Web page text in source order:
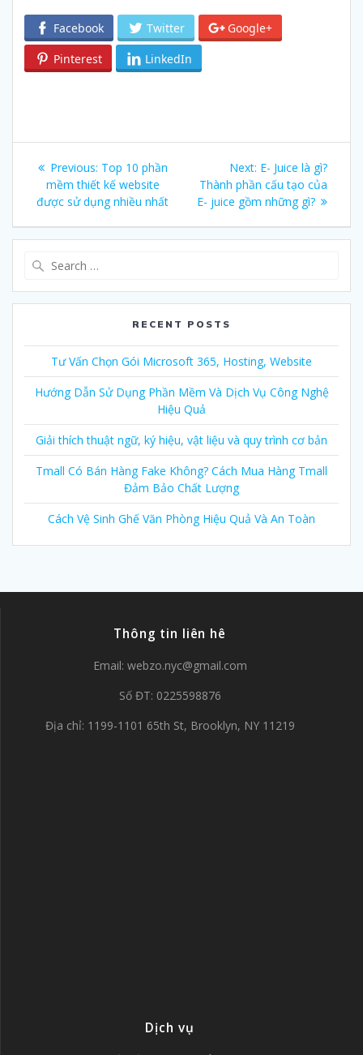
Facebook Twitter
Google+
Pinterest
LinkedIn
Post
navigation
Previous: Previous
post:
Top 10 phần
mềm thiết kế website
được sử dụng nhiều nhất
Next: Next
post:
E- Juice là gì?
Thành phần cấu tạo của
E- juice gồm những gì?
RECENT POSTS
Tư Vấn Chọn Gói Microsoft 365, Hosting, Website
Hướng Dẫn Sử Dụng Phần Mềm Và Dịch Vụ Công Nghệ
Hiệu Quả
Giải thích thuật ngữ, ký hiệu, vật liệu và quy trình cơ bản
Tmall Có Bán Hàng Fake Không? Cách Mua Hàng Tmall
Đảm Bảo Chất Lượng
Cách Vệ Sinh Ghế Văn Phòng Hiệu Quả Và An Toàn
Thông tin liên hê
Email: webzo.nyc@gmail.com
Số ĐT: 0225598876
Địa chỉ: 1199-1101 65th St, Brooklyn, NY 11219
Dịch vụ